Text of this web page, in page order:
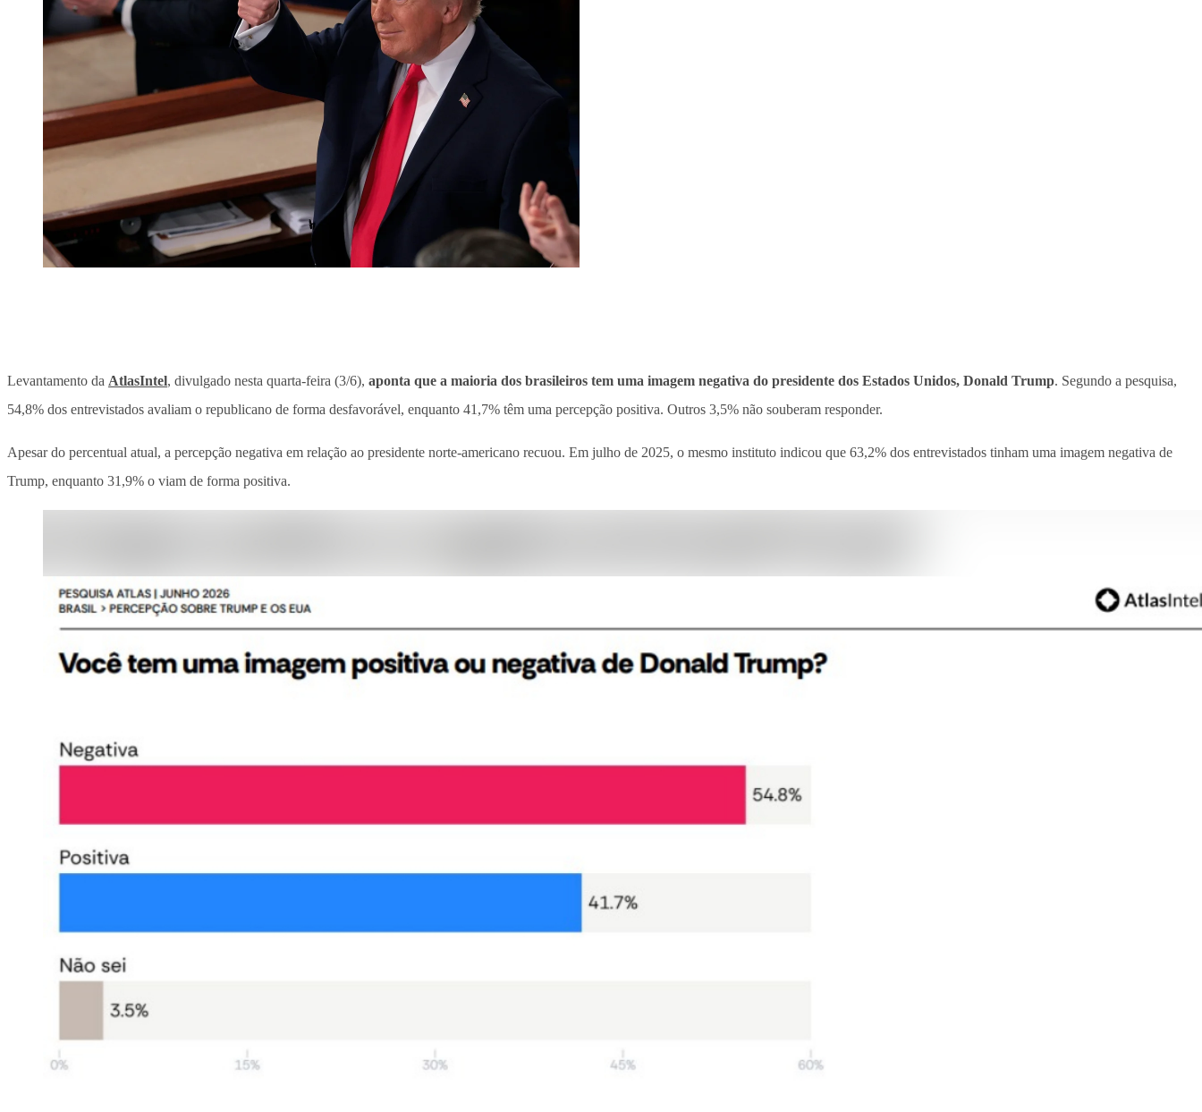
Levantamento da AtlasIntel, divulgado nesta quarta-feira (3/6), aponta que a maioria dos brasileiros tem uma imagem negativa do presidente dos Estados Unidos, Donald Trump. Segundo a pesquisa,
54,8% dos entrevistados avaliam o republicano de forma desfavorável, enquanto 41,7% têm uma percepção positiva. Outros 3,5% não souberam responder.
Apesar do percentual atual, a percepção negativa em relação ao presidente norte-americano recuou. Em julho de 2025, o mesmo instituto indicou que 63,2% dos entrevistados tinham uma imagem negativa de
Trump, enquanto 31,9% o viam de forma positiva.